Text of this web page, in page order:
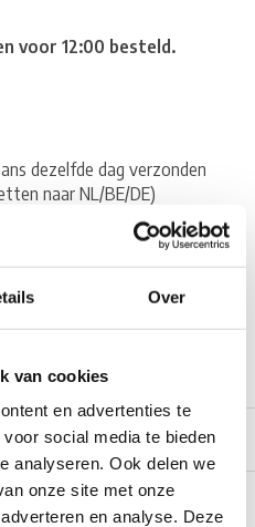
Over
van cookies
en advertenties te
social media te bieden
analyseren. Ook delen we
onze site met onze
en analyse. Deze
voor 12:00 besteld.
dezelfde dag verzonden
naar NL/BE/DE)
size and weight packages)
naar NL en BE
artikelen op voorraad in de
in de winkel: